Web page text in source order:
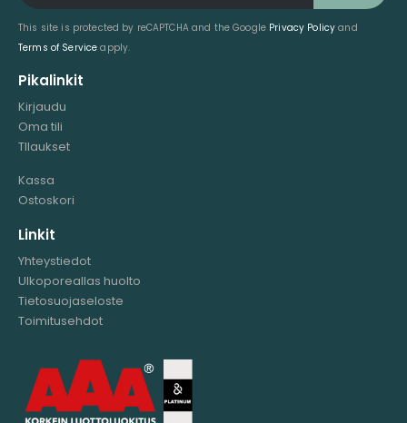
This site is protected by reCAPTCHA and the Google Privacy Policy and
Terms of Service apply.
Pikalinkit
Kirjaudu
Oma tili
TIlaukset
Kassa
Ostoskori
Linkit
Yhteystiedot
Ulkoporeallas huolto
Tietosuojaseloste
Toimitusehdot